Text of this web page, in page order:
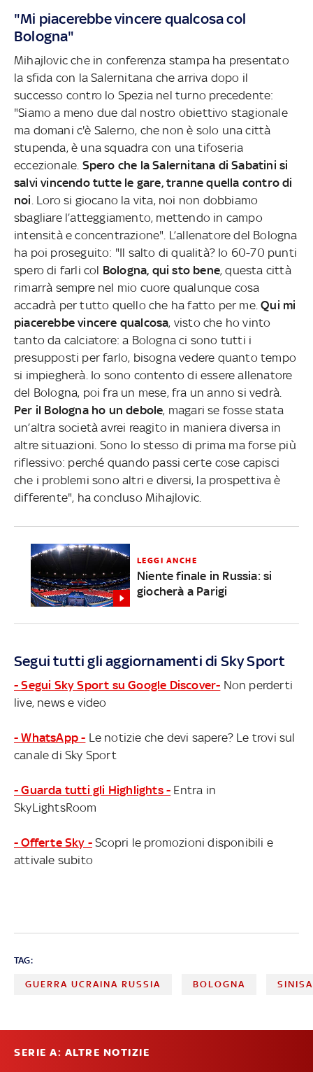
"Mi piacerebbe vincere qualcosa col
Bologna"
Mihajlovic che in conferenza stampa ha presentato
la sfida con la Salernitana che arriva dopo il
successo contro lo Spezia nel turno precedente:
"Siamo a meno due dal nostro obiettivo stagionale
ma domani c'è Salerno, che non è solo una città
stupenda, è una squadra con una tifoseria
eccezionale. Spero che la Salernitana di Sabatini si
salvi vincendo tutte le gare, tranne quella contro di
noi . Loro si giocano la vita, noi non dobbiamo
sbagliare l’atteggiamento, mettendo in campo
intensità e concentrazione". L’allenatore del Bologna
ha poi proseguito: "Il salto di qualità? Io 60-70 punti
spero di farli col Bologna, qui sto bene, questa città
rimarrà sempre nel mio cuore qualunque cosa
accadrà per tutto quello che ha fatto per me.Qui mi
piacerebbe vincere qualcosa, visto che ho vinto
tanto da calciatore: a Bologna ci sono tutti i
presupposti per farlo, bisogna vedere quanto tempo
si impiegherà. Io sono contento di essere allenatore
del Bologna, poi fra un mese, fra un anno si vedrà.
Per il Bologna ho un debole, magari se fosse stata
un’altra società avrei reagito in maniera diversa in
altre situazioni. Sono lo stesso di prima ma forse più
riflessivo: perché quando passi certe cose capisci
che i problemi sono altri e diversi, la prospettiva è
differente", ha concluso Mihajlovic.
LEGGI ANCHE
Niente finale in Russia: si
giocherà a Parigi
Segui tutti gli aggiornamenti di Sky Sport
- Segui Sky Sport su Google Discover- Non perderti
live, news e video
- WhatsApp - Le notizie che devi sapere? Le trovi sul
canale di Sky Sport
- Guarda tutti gli Highlights - Entra in
SkyLightsRoom
- Offerte Sky - Scopri le promozioni disponibili e
attivale subito
TAG:
GUERRA UCRAINA RUSSIA BOLOGNA
SERIE A: ALTRE NOTIZIE